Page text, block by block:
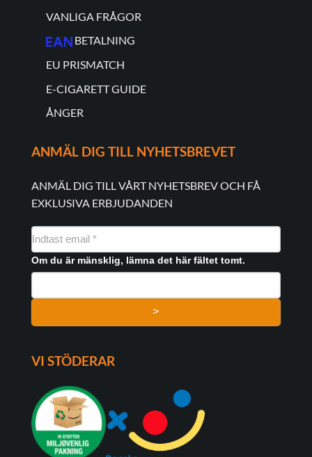
VANLIGA FRÅGOR
BETALNING
EU PRISMATCH
E-CIGARETT GUIDE
ÅNGER
ANMÄL DIG TILL NYHETSBREVET
ANMÄL DIG TILL VÅRT NYHETSBREV OCH FÅ
EXKLUSIVA ERBJUDANDEN
NYHEDSMAIL
FORMULAR
Om du är mänsklig, lämna det här fältet tomt.
>
VI STÖDERAR